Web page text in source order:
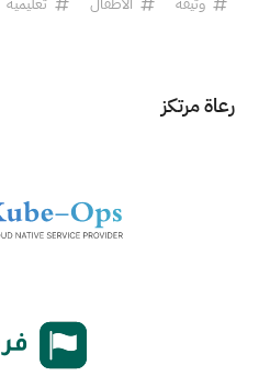
رعاة مرتكز